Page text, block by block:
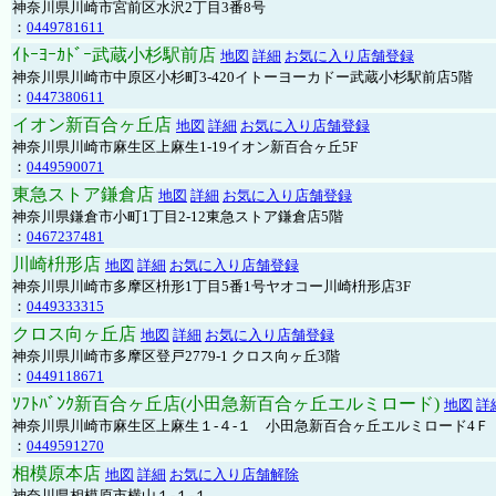
神奈川県川崎市宮前区水沢2丁目3番8号
： 0449781611
ｲﾄｰﾖｰｶﾄﾞｰ武蔵小杉駅前店 地図 詳細 お気に入り店舗登録
神奈川県川崎市中原区小杉町3-420イトーヨーカドー武蔵小杉駅前店5階
： 0447380611
イオン新百合ヶ丘店 地図 詳細 お気に入り店舗登録
神奈川県川崎市麻生区上麻生1-19イオン新百合ヶ丘5F
： 0449590071
東急ストア鎌倉店 地図 詳細 お気に入り店舗登録
神奈川県鎌倉市小町1丁目2-12東急ストア鎌倉店5階
： 0467237481
川崎枡形店 地図 詳細 お気に入り店舗登録
神奈川県川崎市多摩区枡形1丁目5番1号ヤオコー川崎枡形店3F
： 0449333315
クロス向ヶ丘店 地図 詳細 お気に入り店舗登録
神奈川県川崎市多摩区登戸2779-1 クロス向ヶ丘3階
： 0449118671
ｿﾌﾄﾊﾞﾝｸ新百合ヶ丘店(小田急新百合ヶ丘エルミロード) 地図 詳
神奈川県川崎市麻生区上麻生１-４-１ 小田急新百合ヶ丘エルミロード4Ｆ
： 0449591270
相模原本店 地図 詳細 お気に入り店舗解除